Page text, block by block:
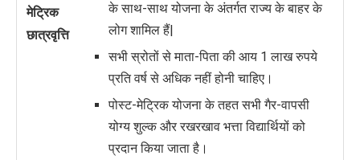
मेट्रिक
छात्रवृत्ति
के साथ-साथ योजना के अंतर्गत राज्य के बाहर के
लोग शामिल हैं|
सभी स्रोतों से माता-पिता की आय 1 लाख रुपये
प्रति वर्ष से अधिक नहीं होनी चाहिए।
पोस्ट-मेट्रिक योजना के तहत सभी गैर-वापसी
योग्य शुल्क और रखरखाव भत्ता विद्यार्थियों को
प्रदान किया जाता है।